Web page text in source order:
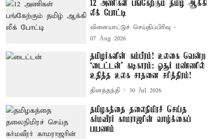
12 அணிகள் பங்கேற்கும் தமிழ் ஆக்கி
லீக் போட்டி
விளையாட்டுச் செய்திப்பிரிவு
07 Aug 2026
தமிழர்களின் கம்பீரம்! உலகை வென்ற
‘டைட்டன்’ கடிகாரம்: ஓசூர் மண்ணில்
உதித்த உலக சாதனை சரித்திரம்!
தினத்தந்தி 30 Jul 2026
தமிழகத்தை தலைநிமிரச் செய்த
கர்மவீரர் காமராஜரின் வாழ்க்கைப்
பயணம்